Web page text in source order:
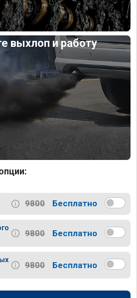
выхлоп и работу
9800 Бесплатно
9800 Бесплатно
9800 Бесплатно